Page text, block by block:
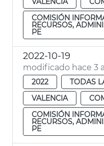
COMISIÓN
RECURSOS,
PE
2022-10-19
modificado hace 3
2022
TODAS
VALENCIA
COMISIÓN
RECURSOS,
PE